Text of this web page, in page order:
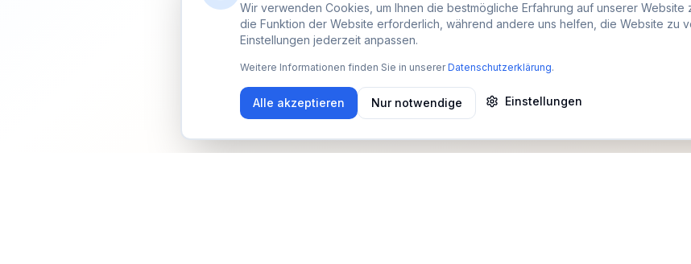
Wir verwenden Cookies, um Ihnen die bestmögliche Erfahrung auf unserer Website
die Funktion der Website erforderlich, während andere uns helfen, die Website zu
Einstellungen jederzeit anpassen.
Weitere Informationen finden Sie in unserer Datenschutzerklärung.
Alle akzeptieren Nur notwendige Einstellungen